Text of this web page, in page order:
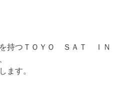
を持つＴＯＹＯ ＳＡＴ ＩＮ
ます。